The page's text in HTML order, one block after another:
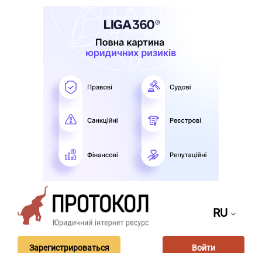
RU
Зарегистрироваться Войти